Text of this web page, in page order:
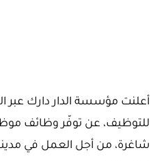
أعلنت مؤسسة الدار دارك عبر
للتوظيف، عن توفّر وظائف
شاغرة، من أجل العمل في مدينة